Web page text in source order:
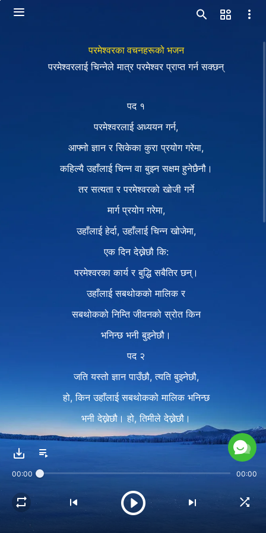
परमेश्‍वरका वचनहरूको भजन
परमेश्‍वरलाई चिन्नेले मात्र परमेश्‍वर प्राप्त गर्न सक्छन्
पद १
परमेश्‍वरलाई अध्ययन गर्न,
आफ्नो ज्ञान र सिकेका कुरा प्रयोग गरेमा,
कहिल्यै उहाँलाई चिन्न वा बुझ्न सक्षम हुनेछैनौ।
तर सत्यता र परमेश्‍वरको खोजी गर्ने
मार्ग प्रयोग गरेमा,
उहाँलाई हेर्दा, उहाँलाई चिन्न खोजेमा,
एक दिन देख्नेछौ कि:
परमेश्‍वरका कार्य र बुद्धि सबैतिर छन्।
उहाँलाई सबथोकको मालिक र
सबथोकको निम्ति जीवनको स्रोत किन
भनिन्छ भनी बुझ्नेछौ।
पद २
जति यस्तो ज्ञान पाउँछौ, त्यति बुझ्नेछौ,
हो, किन उहाँलाई सबथोकको मालिक भनिन्छ
भनी देख्नेछौ। हो, तिमीले देख्नेछौ।
तिमी लगायत सबथोकलाई
सबथोकमाथि शासन गर्न,
00:00 00:00